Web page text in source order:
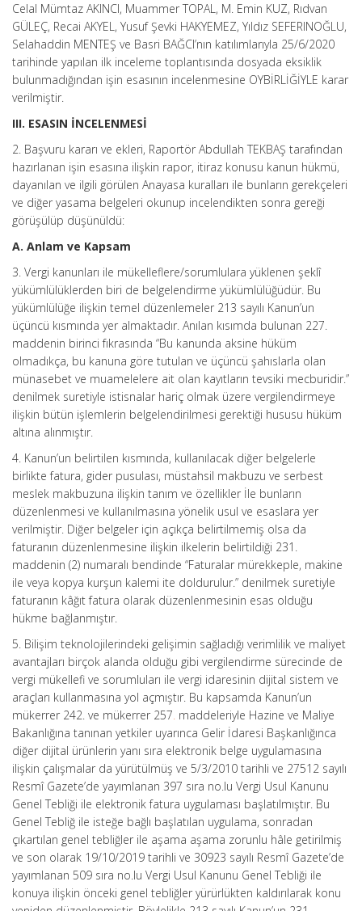
Celal Mümtaz AKINCI, Muammer TOPAL, M. Emin KUZ, Rıdvan
GÜLEÇ, Recai AKYEL, Yusuf Şevki HAKYEMEZ, Yıldız SEFERlNOĞLU,
Selahaddin MENTEŞ ve Basri BAĞCI’nın katılımlarıyla 25/6/2020
tarihinde yapılan ilk inceleme toplantısında dosyada eksiklik
bulunmadığından işin esasının incelenmesine OYBİRLİĞİYLE karar
verilmiştir.
III. ESASIN İNCELENMESİ
2. Başvuru kararı ve ekleri, Raportör Abdullah TEKBAŞ tarafından
hazırlanan işin esasına ilişkin rapor, itiraz konusu kanun hükmü,
dayanılan ve ilgili görülen Anayasa kuralları ile bunların gerekçeleri
ve diğer yasama belgeleri okunup incelendikten sonra gereği
görüşülüp düşünüldü:
A. Anlam ve Kapsam
3. Vergi kanunları ile mükelleflere/sorumlulara yüklenen şeklî
yükümlülüklerden biri de belgelendirme yükümlülüğüdür. Bu
yükümlülüğe ilişkin temel düzenlemeler 213 sayılı Kanun’un
üçüncü kısmında yer almaktadır. Anılan kısımda bulunan 227.
maddenin birinci fıkrasında “Bu kanunda aksine hüküm
olmadıkça, bu kanuna göre tutulan ve üçüncü şahıslarla olan
münasebet ve muamelelere ait olan kayıtların tevsiki mecburidir.”
denilmek suretiyle istisnalar hariç olmak üzere vergilendirmeye
ilişkin bütün işlemlerin belgelendirilmesi gerektiği hususu hüküm
altına alınmıştır.
4. Kanun’un belirtilen kısmında, kullanılacak diğer belgelerle
birlikte fatura, gider pusulası, müstahsil makbuzu ve serbest
meslek makbuzuna ilişkin tanım ve özellikler İle bunların
düzenlenmesi ve kullanılmasına yönelik usul ve esaslara yer
verilmiştir. Diğer belgeler için açıkça belirtilmemiş olsa da
faturanın düzenlenmesine ilişkin ilkelerin belirtildiği 231.
maddenin (2) numaralı bendinde “Faturalar mürekkeple, makine
ile veya kopya kurşun kalemi ite doldurulur.” denilmek suretiyle
faturanın kâğıt fatura olarak düzenlenmesinin esas olduğu
hükme bağlanmıştır.
5. Bilişim teknolojilerindeki gelişimin sağladığı verimlilik ve maliyet
avantajları birçok alanda olduğu gibi vergilendirme sürecinde de
vergi mükellefi ve sorumluları ile vergi idaresinin dijital sistem ve
araçları kullanmasına yol açmıştır. Bu kapsamda Kanun’un
mükerrer 242. ve mükerrer 257. maddeleriyle Hazine ve Maliye
Bakanlığına tanınan yetkiler uyarınca Gelir İdaresi Başkanlığınca
diğer dijital ürünlerin yanı sıra elektronik belge uygulamasına
ilişkin çalışmalar da yürütülmüş ve 5/3/2010 tarihli ve 27512 sayılı
Resmî Gazete’de yayımlanan 397 sıra no.lu Vergi Usul Kanunu
Genel Tebliği ile elektronik fatura uygulaması başlatılmıştır. Bu
Genel Tebliğ ile isteğe bağlı başlatılan uygulama, sonradan
çıkartılan genel tebliğler ile aşama aşama zorunlu hâle getirilmiş
ve son olarak 19/10/2019 tarihli ve 30923 sayılı Resmî Gazete’de
yayımlanan 509 sıra no.lu Vergi Usul Kanunu Genel Tebliği ile
konuya ilişkin önceki genel tebliğler yürürlükten kaldırılarak konu